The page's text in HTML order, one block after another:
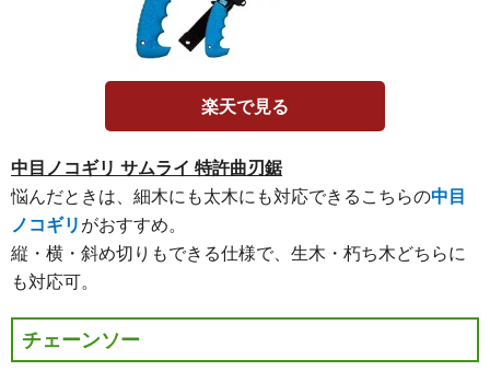
楽天で見る
中目ノコギリ サムライ 特許曲刃鋸
悩んだときは、細木にも太木にも対応できるこちらの中目
ノコギリがおすすめ。
縦・横・斜め切りもできる仕様で、生木・朽ち木どちらに
も対応可。
チェーンソー